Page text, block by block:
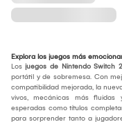
Explora los juegos más
Los juegos de Nintendo Switch 2
portátil y de sobremesa. Con
compatibilidad mejorada, la
vivos, mecánicas más fluidas
esperadas como títulos
para sorprender tanto a